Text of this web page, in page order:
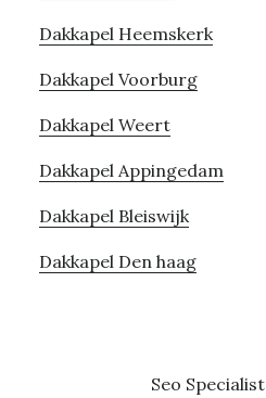
Dakkapel Heemskerk
Dakkapel Voorburg
Dakkapel Weert
Dakkapel Appingedam
Dakkapel Bleiswijk
Dakkapel Den haag
Seo Specialist